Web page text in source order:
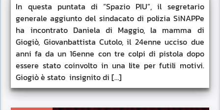
In questa puntata di “Spazio PIU”, il segretario
generale aggiunto del sindacato di polizia SiNAPPe
ha incontrato Daniela di Maggio, la mamma di
Giogiò, Giovanbattista Cutolo, il 24enne ucciso due
anni fa da un 16enne con tre colpi di pistola dopo
essere stato coinvolto in una lite per futili motivi.
Giogiò è stato insignito di […]